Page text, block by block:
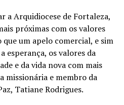
a Arquidiocese de Fortaleza,
próximas com os valores
que um apelo comercial, e sim
esperança, os valores da
e da vida nova com mais
missionária e membro da
Tatiane Rodrigues.